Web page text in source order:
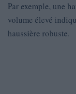
Par exemple, une
volume élevé
haussière robuste.